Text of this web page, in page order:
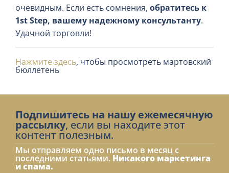
очевидным. Если есть сомнения, обратитесь к
1st Step, вашему надежному консультанту.
Удачной торговли!
Нажмите здесь, чтобы просмотреть мартовский
бюллетень
Подпишитесь на нашу ежемесячную
рассылку, если вы находите этот
контент полезным.
Мы отправляем одно письмо в месяц с
последними статьями. Никакого маркетинга
и спама.